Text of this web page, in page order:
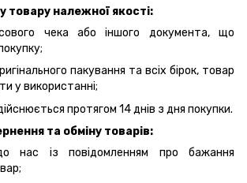
товару належної якості:
чека або іншого документа, що
пакування та всіх бірок, товар
у використанні;
протягом 14 днів з дня покупки.
та обміну товарів:
нас із повідомленням про бажання